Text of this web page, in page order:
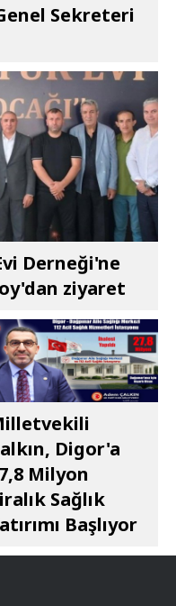
Sekreteri
Derneği'ne
ziyaret
Digor'a
Milyon
Sağlık
Başlıyor